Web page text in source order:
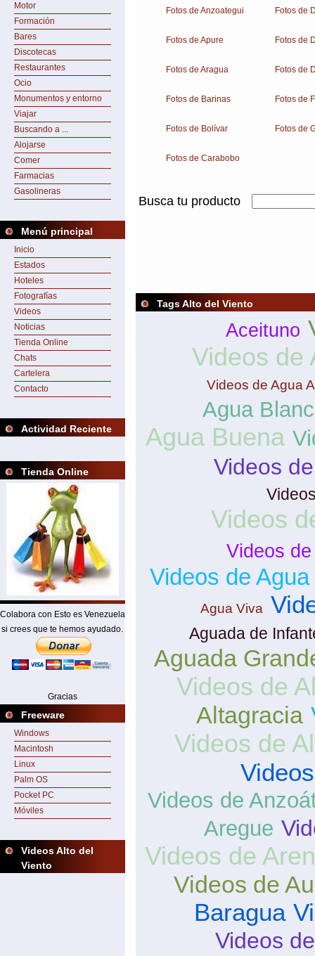
Motor
Formación
Bares
Discotecas
Restaurantes
Ocio
Monumentos y entorno
Viajar
Buscando a ...
Alojarse
Comer
Farmacias
Gasolineras
Menú principal
Inicio
Estados
Hoteles
Fotografías
Videos
Noticias
Tienda Online
Chats
Cartelera
Contacto
Actividad Reciente
Tienda Online
Colabora con Esto es Venezuela
si crees que te hemos ayudado.
Gracias
Freeware
Windows
Macintosh
Linux
Palm OS
Pocket PC
Móviles
Videos Alto del
Viento
Fotos de Anzoategui
Fotos de Apure
Fotos de Aragua
Fotos de Barinas
Fotos de Bolívar
Fotos de Carabobo
Fotos de
Fotos de
Fotos de
Fotos de
Fotos de
Busca tu producto
Tags Alto del Viento
Aceituno
Videos de
Videos de Agua
Agua
Agua Buena
Videos
Videos
Videos
Videos de
Agua Viva
Aguada de
Aguada
Videos de
Altagracia
Videos de
Videos de
Aregue
Videos de
Videos de
Baragua
Videos